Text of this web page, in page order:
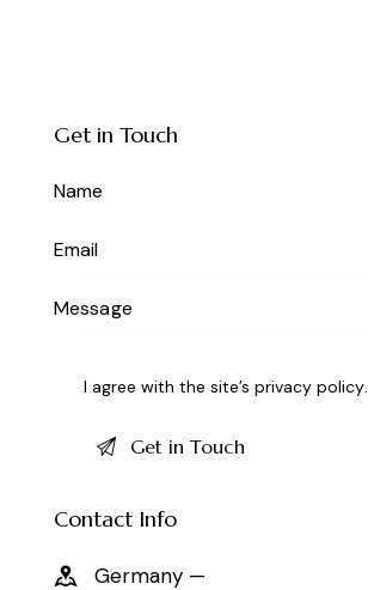
Get in Touch
I agree with the site’sprivacy policy.
Contact Info
Germany —